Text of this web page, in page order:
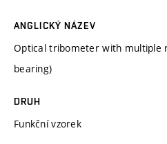
ANGLICKÝ NÁZEV
Optical tribometer with multiple
bearing)
DRUH
Funkční vzorek